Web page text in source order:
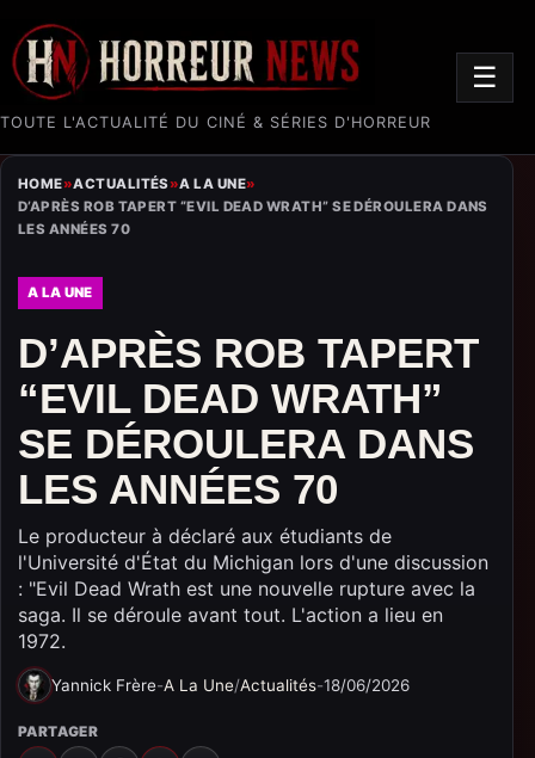
TOUTE L'ACTUALITÉ DU CINÉ & SÉRIES D'HORREUR
☰
HOME»ACTUALITÉS»A LA UNE»
D’APRÈS ROB TAPERT “EVIL DEAD WRATH” SE DÉROULERA DANS
LES ANNÉES 70
A LA UNE
D’APRÈS ROB TAPERT
“EVIL DEAD WRATH”
SE DÉROULERA DANS
LES ANNÉES 70
Le producteur à déclaré aux étudiants de
l'Université d'État du Michigan lors d'une discussion
: "Evil Dead Wrath est une nouvelle rupture avec la
saga. Il se déroule avant tout. L'action a lieu en
1972.
Yannick Frère-A La Une/Actualités-18/06/2026
PARTAGER